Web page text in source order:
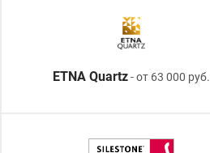
ETNA Quartz- от 63 000 руб.